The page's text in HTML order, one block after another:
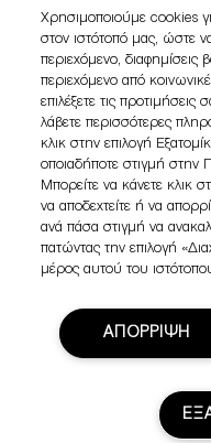
Twitter
© Clinique
Χρησιμοποιούμε cookies
στον ιστότοπό μας, ώστε
περιεχόμενο, διαφημίσεις
περιεχόμενο από
επιλέξετε τις
λάβετε περισσότερες
κλικ στην επιλογή
οποιαδήποτε στιγμή στην
Μπορείτε να κάνετε κλικ
να αποδεχτείτε ή να
ανά πάσα στιγμή να
πατώντας την επιλογή
μέρος αυτού του
ΑΠΟΡΡΙΨΗ